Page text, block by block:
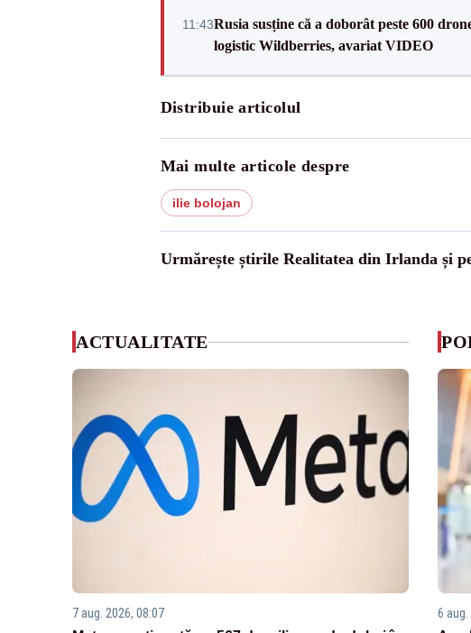
11:43Rusia susține că a doborât peste 600
logistic Wildberries, avariat VIDEO
Distribuie articolul
Mai multe articole despre
ilie bolojan
Urmărește știrile Realitatea din Irlanda și
ACTUALITATE
7 aug. 2026, 08:07 6 aug.